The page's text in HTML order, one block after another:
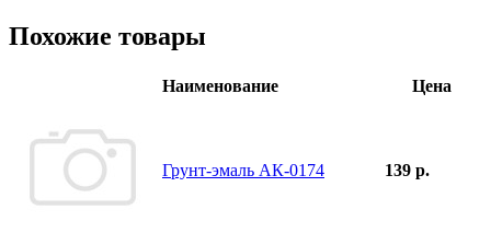
Похожие товары
Наименование Цена
Грунт-эмаль АК-0174 139 р.